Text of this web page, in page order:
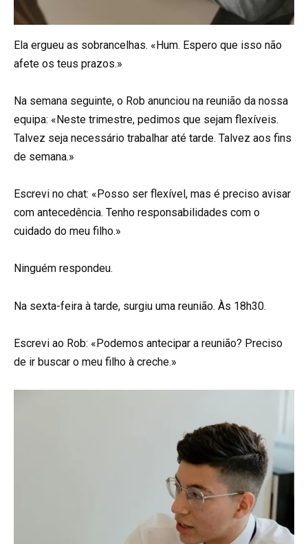
Ela ergueu as sobrancelhas. «Hum. Espero que isso não
afete os teus prazos.»
Na semana seguinte, o Rob anunciou na reunião da nossa
equipa: «Neste trimestre, pedimos que sejam flexíveis.
Talvez seja necessário trabalhar até tarde. Talvez aos fins
de semana.»
Escrevi no chat: «Posso ser flexível, mas é preciso avisar
com antecedência. Tenho responsabilidades com o
cuidado do meu filho.»
Ninguém respondeu.
Na sexta-feira à tarde, surgiu uma reunião. Às 18h30.
Escrevi ao Rob: «Podemos antecipar a reunião? Preciso
de ir buscar o meu filho à creche.»